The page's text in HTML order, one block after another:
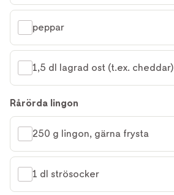
peppar
1,5 dl lagrad ost (t.ex. cheddar)
Rårörda lingon
250 g lingon, gärna frysta
1 dl strösocker